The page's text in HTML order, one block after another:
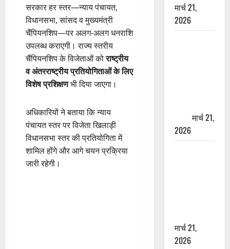
सरकार हर स्तर—न्याय पंचायत,
विधानसभा, सांसद व मुख्यमंत्री
चैंपियनशिप—पर अलग-अलग धनराशि
उपलब्ध कराएगी। राज्य स्तरीय
चैंपियनशिप के विजेताओं कोराष्ट्रीय
व अंतरराष्ट्रीय प्रतियोगिताओं के लिए
विशेष प्रशिक्षणभी दिया जाएगा।
अधिकारियों ने बताया कि न्याय
पंचायत स्तर पर विजेता खिलाड़ी
विधानसभा स्तर की प्रतियोगिता में
शामिल होंगे और आगे चयन प्रक्रिया
जारी रहेगी।
मार्च 21,
2026
मार्च 21,
2026
मार्च 21,
2026